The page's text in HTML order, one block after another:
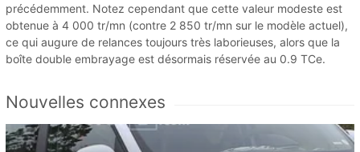
précédemment. Notez cependant que cette valeur modeste est
obtenue à 4 000 tr/mn (contre 2 850 tr/mn sur le modèle actuel),
ce qui augure de relances toujours très laborieuses, alors que la
boîte double embrayage est désormais réservée au 0.9 TCe.
Nouvelles connexes